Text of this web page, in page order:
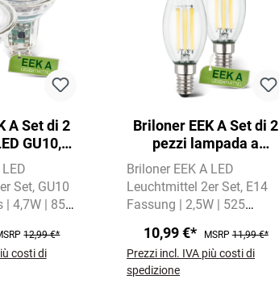
A Set di 2
GU10,
vetro
Set GU10
| 4,7W | 850
12,99 €*
costi di
Briloner EEK A Set di 2
pezzi lampada a
filamento LED E14, luce
bianca calda, candela
Briloner EEK A LED
Leuchtmittel 2er Set E14
Fassung | 2,5W | 525
mit 3000 Kelvin
10,99 €* MSRP11,99 €*
Prezzi incl. IVA più costi di
spedizione